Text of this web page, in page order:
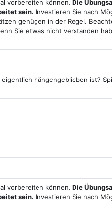
vorbereiten können. Die
sein. Investieren Sie nach
genügen in der Regel.
Sie etwas nicht verstanden
hängengeblieben ist?
vorbereiten können. Die
sein. Investieren Sie nach